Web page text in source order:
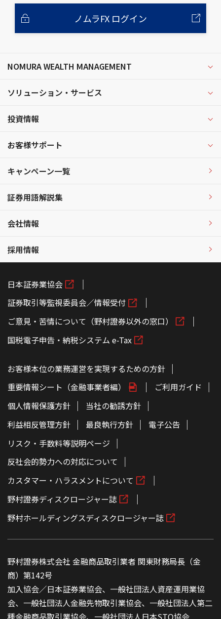
ノムラFX ログイン
NOMURA WEALTH MANAGEMENT
ソリューション・サービス
投資情報
お客様サポート
キャンペーン一覧
証券用語解説集
会社情報
採用情報
日本証券業協会
証券取引等監視委員会／情報受付
ご意見・苦情について（野村證券以外の窓口）
国税電子申告・納税システム e-Tax
お客様本位の業務運営を実現するための方針
重要情報シート（金融事業者編）
ご利用ガイド
個人情報保護方針
当社の勧誘方針
利益相反管理方針
最良執行方針
電子公告
リスク・手数料等説明ページ
反社会的勢力への対応について
カスタマー・ハラスメントについて
野村證券ディスクロージャー誌
野村ホールディングスディスクロージャー誌
野村證券株式会社 金融商品取引業者 関東財務局長（金
商）第142号
加入協会／日本証券業協会、一般社団法人資産運用業協
会、一般社団法人金融先物取引業協会、一般社団法人第二